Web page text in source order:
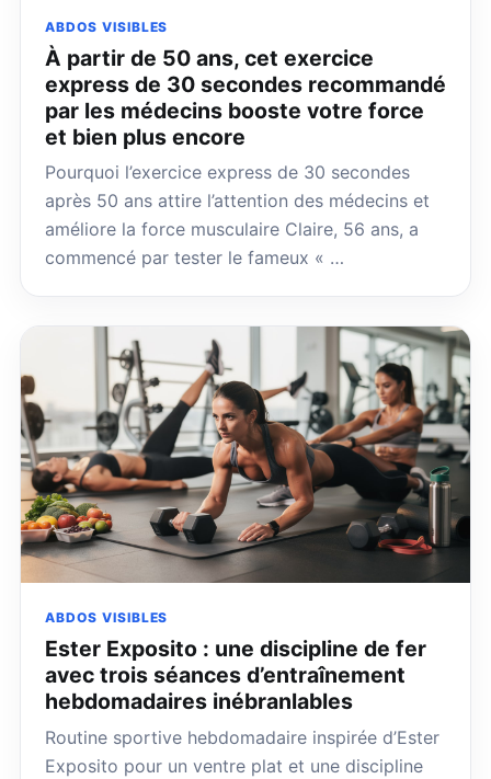
ABDOS VISIBLES
À partir de 50 ans, cet exercice
express de 30 secondes recommandé
par les médecins booste votre force
et bien plus encore
Pourquoi l’exercice express de 30 secondes
après 50 ans attire l’attention des médecins et
améliore la force musculaire Claire, 56 ans, a
commencé par tester le fameux « …
ABDOS VISIBLES
Ester Exposito : une discipline de fer
avec trois séances d’entraînement
hebdomadaires inébranlables
Routine sportive hebdomadaire inspirée d’Ester
Exposito pour un ventre plat et une discipline